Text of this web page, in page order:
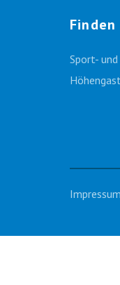
Finden
Sport-
Impressum